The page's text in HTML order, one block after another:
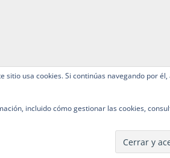
sitio usa cookies. Si continúas navegando por
incluido cómo gestionar las cookies,